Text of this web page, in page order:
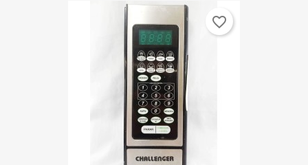
favorite_border